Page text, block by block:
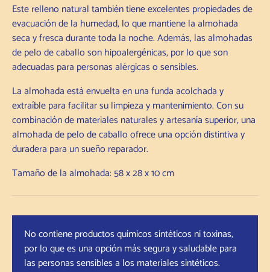
Este relleno natural también tiene excelentes propiedades de
evacuación de la humedad, lo que mantiene la almohada
seca y fresca durante toda la noche. Además, las almohadas
de pelo de caballo son hipoalergénicas, por lo que son
adecuadas para personas alérgicas o sensibles.
La almohada está envuelta en una funda acolchada y
extraíble para facilitar su limpieza y mantenimiento. Con su
combinación de materiales naturales y artesanía superior, una
almohada de pelo de caballo ofrece una opción distintiva y
duradera para un sueño reparador.
Tamaño de la almohada: 58 x 28 x 10 cm
No contiene productos químicos sintéticos ni toxinas,
por lo que es una opción más segura y saludable para
las personas sensibles a los materiales sintéticos.